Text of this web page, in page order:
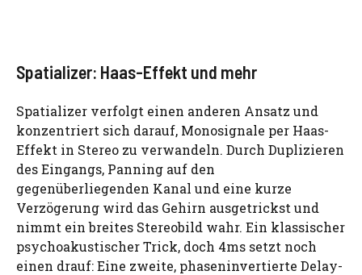
Spatializer: Haas-Effekt und mehr
Spatializer verfolgt einen anderen Ansatz und
konzentriert sich darauf, Monosignale per Haas-
Effekt in Stereo zu verwandeln. Durch Duplizieren
des Eingangs, Panning auf den
gegenüberliegenden Kanal und eine kurze
Verzögerung wird das Gehirn ausgetrickst und
nimmt ein breites Stereobild wahr. Ein klassischer
psychoakustischer Trick, doch 4ms setzt noch
einen drauf: Eine zweite, phaseninvertierte Delay-